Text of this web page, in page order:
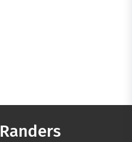
Randers